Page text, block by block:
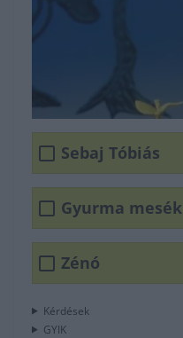
Sebaj Tóbiás
Gyurma mesék
Zénó
Kérdések
GYIK